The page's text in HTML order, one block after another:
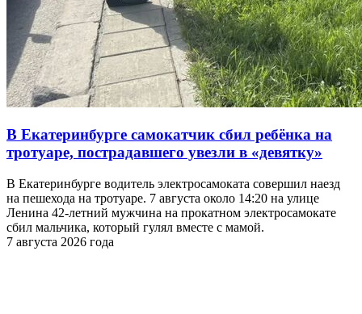
В Екатеринбурге самокатчик сбил ребёнка на
тротуаре, пострадавшего увезли в «девятку»
В Екатеринбурге водитель электросамоката совершил наезд
на пешехода на тротуаре. 7 августа около 14:20 на улице
Ленина 42-летний мужчина на прокатном электросамокате
сбил мальчика, который гулял вместе с мамой.
7 августа 2026 года